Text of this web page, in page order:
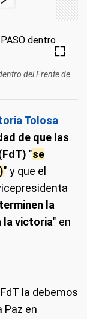
del Frente de
Tolosa
de que las
"se
" y que el
la
la victoria" en
la debemos
Paz en